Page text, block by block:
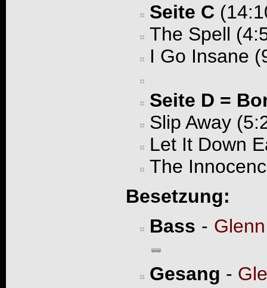
Seite C
The Spell
I Go Insane
Seite D =
Slip Away
Let It Down
The
Besetzung:
Bass -
Gesang -